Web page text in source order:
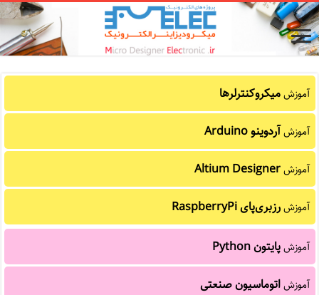
آموزشمیکروکنترلرها
آموزشآردوینو Arduino
آموزشAltium Designer
آموزشرزبری‌پای RaspberryPi
آموزشپایتون Python
آموزشاتوماسیون صنعتی